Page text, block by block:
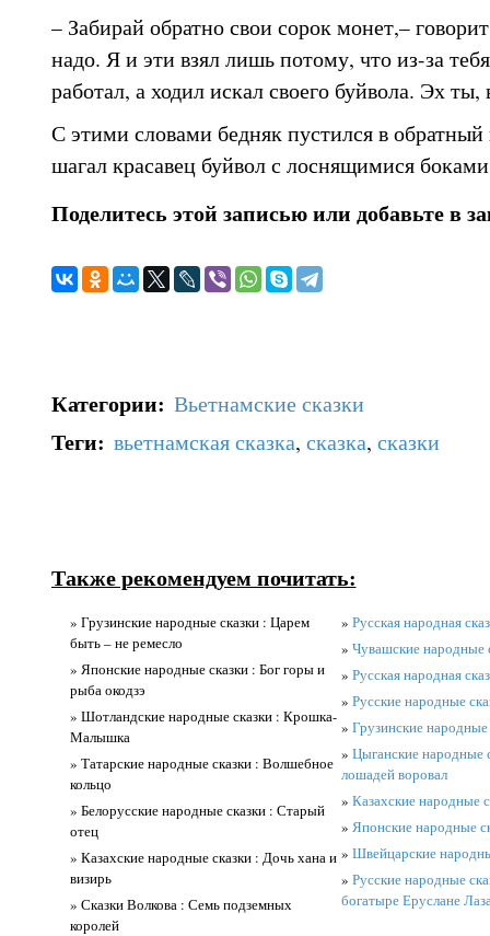
– Забирай обратно свои сорок монет,–
надо. Я и эти взял лишь потому, что из-за
работал, а ходил искал своего буйвола. Эх ты,
С этими словами бедняк пустился в
шагал красавец буйвол с лоснящимися
Поделитесь этой записью или добавьте в
Категории: Вьетнамские сказки
Теги: вьетнамская сказка, сказка, сказки
Также рекомендуем почитать:
» Грузинские народные сказки : Царем
быть – не ремесло
» Японские народные сказки : Бог горы и
рыба окодзэ
» Шотландские народные сказки : Крошка-
Малышка
» Татарские народные сказки : Волшебное
кольцо
» Белорусские народные сказки : Старый
отец
» Казахские народные сказки : Дочь хана и
визирь
» Сказки Волкова : Семь подземных
королей
» Русская народная
» Чувашские народные
» Русская народная
» Русские народные
» Грузинские
» Цыганские народные
лошадей воровал
» Казахские народные
» Японские народные
» Швейцарские
» Русские народные
богатыре Еруслане